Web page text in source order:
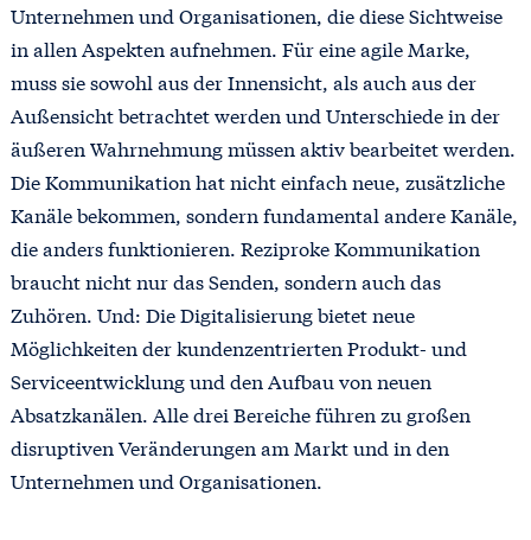
Unternehmen und Organisationen, die diese Sichtweise
in allen Aspekten aufnehmen. Für eine agile Marke,
muss sie sowohl aus der Innensicht, als auch aus der
Außensicht betrachtet werden und Unterschiede in der
äußeren Wahrnehmung müssen aktiv bearbeitet werden.
Die Kommunikation hat nicht einfach neue, zusätzliche
Kanäle bekommen, sondern fundamental andere Kanäle,
die anders funktionieren. Reziproke Kommunikation
braucht nicht nur das Senden, sondern auch das
Zuhören. Und: Die Digitalisierung bietet neue
Möglichkeiten der kundenzentrierten Produkt- und
Serviceentwicklung und den Aufbau von neuen
Absatzkanälen. Alle drei Bereiche führen zu großen
disruptiven Veränderungen am Markt und in den
Unternehmen und Organisationen.